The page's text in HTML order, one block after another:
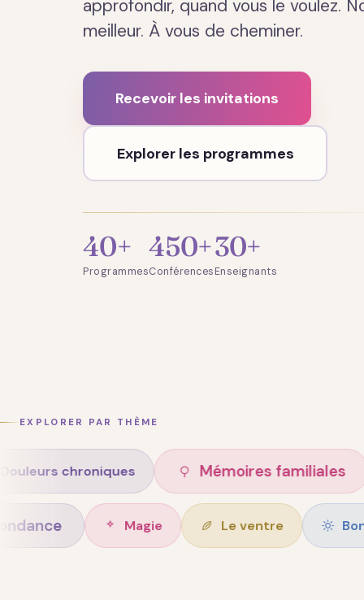
approfondir, quand vous le voulez.
meilleur. À vous de cheminer.
Recevoir les invitations
Explorer les programmes
40+
Programmes
450+
Conférences
30+
Enseignants
EXPLORER PAR THÈME
chroniques Mémoires familiales
Abondance Magie Le ventre